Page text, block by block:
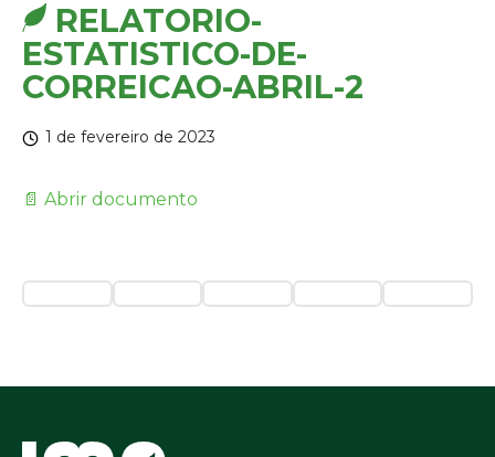
RELATORIO-
ESTATISTICO-DE-
CORREICAO-ABRIL-2
1 de fevereiro de 2023
📄 Abrir documento